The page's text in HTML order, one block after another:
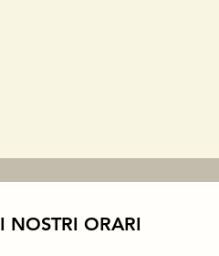
I NOSTRI ORARI